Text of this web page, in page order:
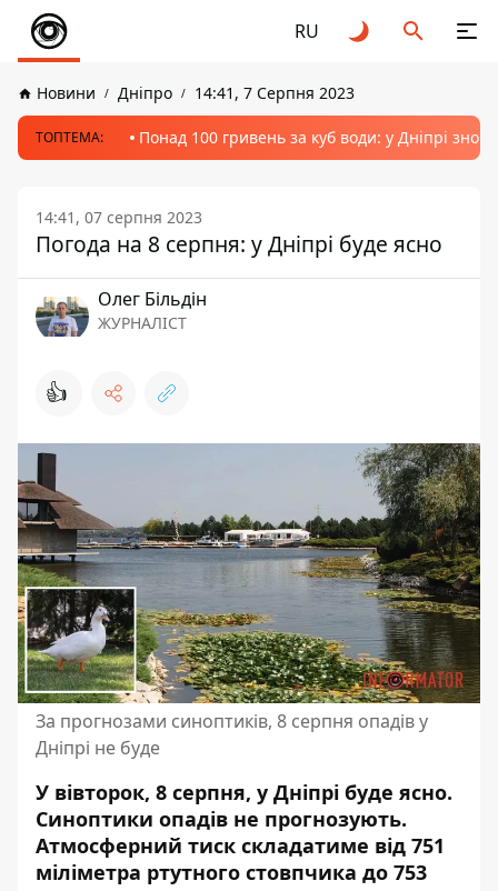
RU
Новини Дніпро 14:41, 7 Серпня 2023
ТОПТЕМА: Понад 100 гривень за куб води: у Дніпрі
14:41, 07 серпня 2023
Погода на 8 серпня: у Дніпрі буде ясно
Олег Більдін
ЖУРНАЛІСТ
👍
За прогнозами синоптиків, 8 серпня опадів у
Дніпрі не буде
У вівторок, 8 серпня, у Дніпрі буде ясно.
Синоптики опадів не прогнозують.
Атмосферний тиск складатиме від 751
міліметра ртутного стовпчика до 753